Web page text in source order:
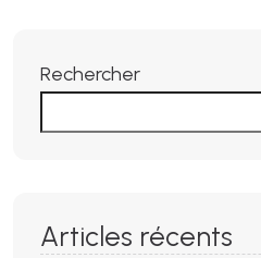
Rechercher
Articles récents